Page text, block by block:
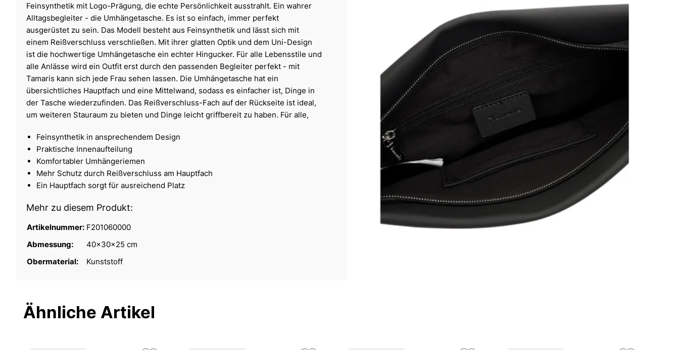
Feinsynthetik mit Logo-Prägung, die echte Persönlichkeit ausstrahlt. Ein wahrer
Alltagsbegleiter - die Umhängetasche. Es ist so einfach, immer perfekt
ausgerüstet zu sein. Das Modell besteht aus Feinsynthetik und lässt sich mit
einem Reißverschluss verschließen. Mit ihrer glatten Optik und dem Uni-Design
ist die hochwertige Umhängetasche ein echter Hingucker. Für alle Lebensstile und
alle Anlässe wird ein Outfit erst durch den passenden Begleiter perfekt - mit
Tamaris kann sich jede Frau sehen lassen. Die Umhängetasche hat ein
übersichtliches Hauptfach und eine Mittelwand, sodass es einfacher ist, Dinge in
der Tasche wiederzufinden. Das Reißverschluss-Fach auf der Rückseite ist ideal,
um weiteren Stauraum zu bieten und Dinge leicht griffbereit zu haben. Für alle,
Feinsynthetik in ansprechendem Design
Praktische Innenaufteilung
Komfortabler Umhängeriemen
Mehr Schutz durch Reißverschluss am Hauptfach
Ein Hauptfach sorgt für ausreichend Platz
Mehr zu diesem Produkt:
Artikelnummer: F201060000
Abmessung:
40x30x25 cm
Obermaterial:
Kunststoff
Ähnliche Artikel